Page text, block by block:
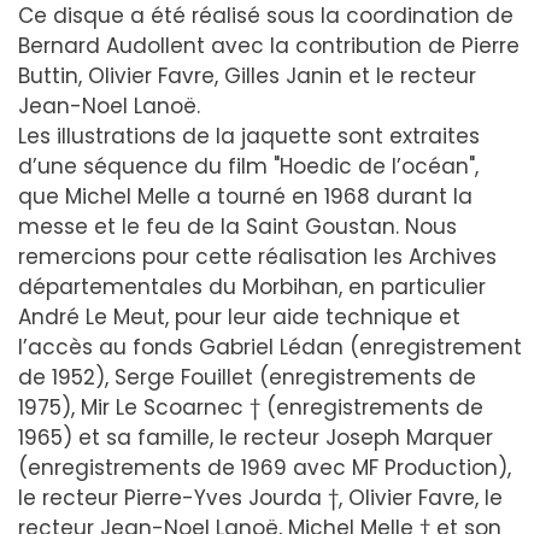
Ce disque a été réalisé sous la coordination de
Bernard Audollent avec la contribution de Pierre
Buttin, Olivier Favre, Gilles Janin et le recteur
Jean-Noel Lanoë.
Les illustrations de la jaquette sont extraites
d’une séquence du film "Hoedic de l’océan",
que Michel Melle a tourné en 1968 durant la
messe et le feu de la Saint Goustan. Nous
remercions pour cette réalisation les Archives
départementales du Morbihan, en particulier
André Le Meut, pour leur aide technique et
l’accès au fonds Gabriel Lédan (enregistrement
de 1952), Serge Fouillet (enregistrements de
1975), Mir Le Scoarnec † (enregistrements de
1965) et sa famille, le recteur Joseph Marquer
(enregistrements de 1969 avec MF Production),
le recteur Pierre-Yves Jourda †, Olivier Favre, le
recteur Jean-Noel Lanoë, Michel Melle † et son